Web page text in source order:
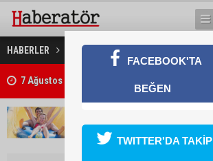
HABERLER SPOR Alanya'da Triatlon heyecanı
7 Ağustos 2026 Döviz Kurları
FACEBOOK'TA
BEĞEN
TWITTER'DA TAKİP